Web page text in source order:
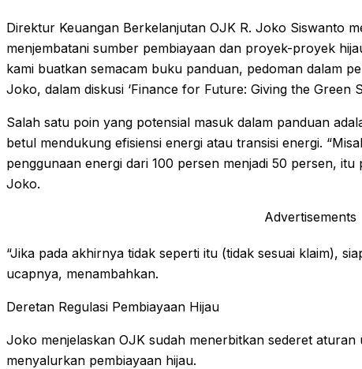
Direktur Keuangan Berkelanjutan OJK R. Joko Siswanto
menjembatani sumber pembiayaan dan proyek-proyek
kami buatkan semacam buku panduan, pedoman dalam
Joko, dalam diskusi ‘Finance for Future: Giving the Green
Salah satu poin yang potensial masuk dalam panduan
betul mendukung efisiensi energi atau transisi energi.
penggunaan energi dari 100 persen menjadi 50 persen,
Joko.
Advertisements
“Jika pada akhirnya tidak seperti itu (tidak sesuai klaim),
ucapnya, menambahkan.
Deretan Regulasi Pembiayaan Hijau
Joko menjelaskan OJK sudah menerbitkan sederet
menyalurkan pembiayaan hijau.